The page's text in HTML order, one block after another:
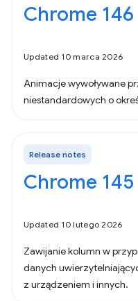
Chrome 146
Updated 10 marca 2026
Animacje wywoływane
niestandardowych o
Release notes
Chrome 145
Updated 10 lutego 2026
Zawijanie kolumn w
danych
z urządzeniem i innych.